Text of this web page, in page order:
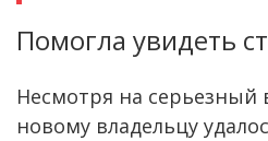
Помогла увидеть
Несмотря на серьезный
новому владельцу